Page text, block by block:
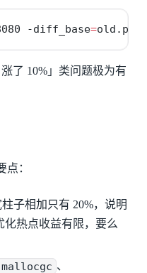
-diff_base=
了 10%」类问题极为有
：
子相加只有 20%，说明
化热点收益有限，要么
、